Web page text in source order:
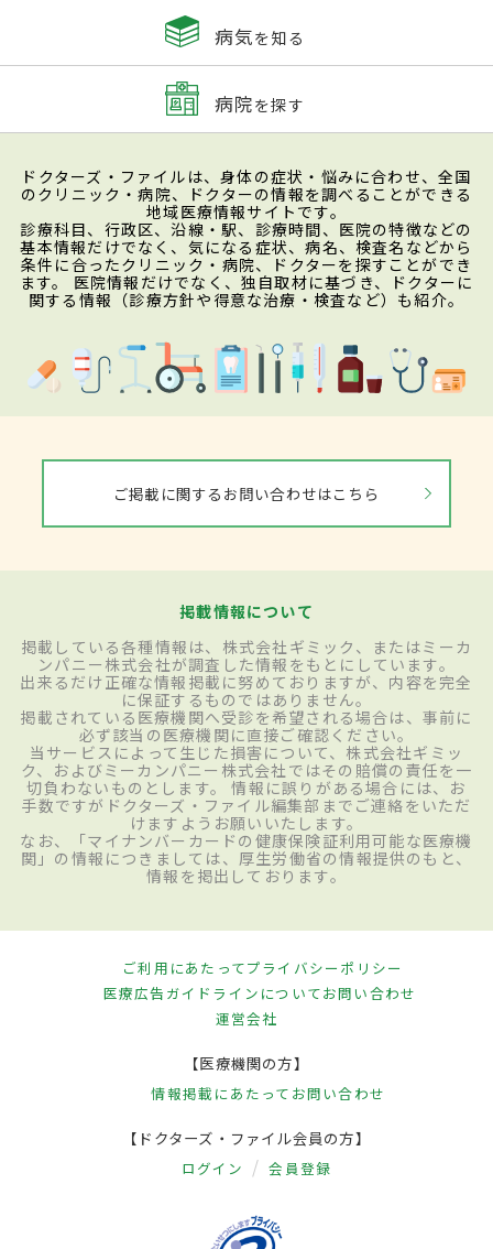
病気を知る
病院を探す
ドクターズ・ファイルは、身体の症状・悩みに合わせ、全国
のクリニック・病院、ドクターの情報を調べることができる
地域医療情報サイトです。
診療科目、行政区、沿線・駅、診療時間、医院の特徴などの
基本情報だけでなく、気になる症状、病名、検査名などから
条件に合ったクリニック・病院、ドクターを探すことができ
ます。 医院情報だけでなく、独自取材に基づき、ドクターに
関する情報（診療方針や得意な治療・検査など）も紹介。
ご掲載に関するお問い合わせはこちら
掲載情報について
掲載している各種情報は、株式会社ギミック、またはミーカ
ンパニー株式会社が調査した情報をもとにしています。
出来るだけ正確な情報掲載に努めておりますが、内容を完全
に保証するものではありません。
掲載されている医療機関へ受診を希望される場合は、事前に
必ず該当の医療機関に直接ご確認ください。
当サービスによって生じた損害について、株式会社ギミッ
ク、およびミーカンパニー株式会社ではその賠償の責任を一
切負わないものとします。 情報に誤りがある場合には、お
手数ですがドクターズ・ファイル編集部までご連絡をいただ
けますようお願いいたします。
なお、「マイナンバーカードの健康保険証利用可能な医療機
関」の情報につきましては、厚生労働省の情報提供のもと、
情報を掲出しております。
ご利用にあたってプライバシーポリシー
医療広告ガイドラインについてお問い合わせ
運営会社
【医療機関の方】
情報掲載にあたって お問い合わせ
【ドクターズ・ファイル会員の方】
ログイン 会員登録